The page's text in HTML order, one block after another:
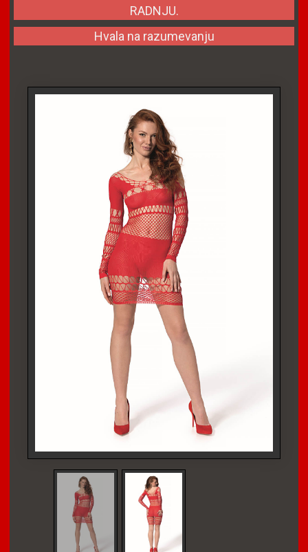
RADNJU.
Hvala na razumevanju